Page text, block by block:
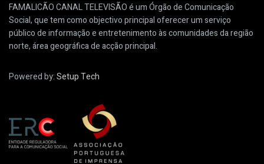
FAMALICÃO CANAL TELEVISÃO é um Órgão de Comunicação
Social, que tem como objectivo principal oferecer um serviço
público de informação e entretenimento às comunidades da região
norte, área geográfica de acção principal.
Powered by:Setup Tech